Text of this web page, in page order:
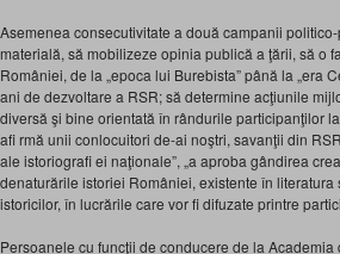
Asemenea consecutivitate a două campanii
materială, să mobilizeze opinia publică a ţării, să o
României, de la „epoca lui Burebista” până la „era
ani de dezvoltare a RSR; să determine acţiunile
diversă şi bine orientată în rândurile participanţilor
afi rmă unii conlocuitori de-ai noştri, savanţii din
ale istoriografi ei naţionale”, „a aproba gândirea
denaturările istoriei României, existente în
istoricilor, în lucrările care vor fi difuzate printre
Persoanele cu funcţii de conducere de la